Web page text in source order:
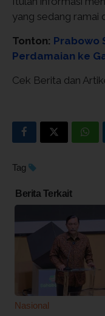
yang sedang ramai
Tonton: Prabowo
Perdamaian ke
Cek Berita dan
Tag
Berita Terkait
Nasional